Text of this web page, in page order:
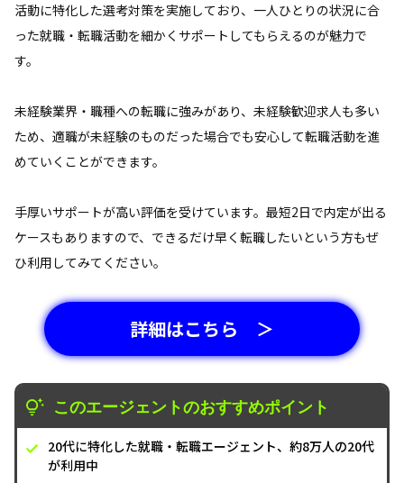
活動に特化した選考対策を実施しており、一人ひとりの状況に合
った就職・転職活動を細かくサポートしてもらえるのが魅力で
す。
未経験業界・職種への転職に強みがあり、未経験歓迎求人も多い
ため、適職が未経験のものだった場合でも安心して転職活動を進
めていくことができます。
手厚いサポートが高い評価を受けています。最短2日で内定が出る
ケースもありますので、できるだけ早く転職したいという方もぜ
ひ利用してみてください。
詳細はこちら ＞
このエージェントのおすすめポイント
20代に特化した就職・転職エージェント、約8万人の20代
が利用中